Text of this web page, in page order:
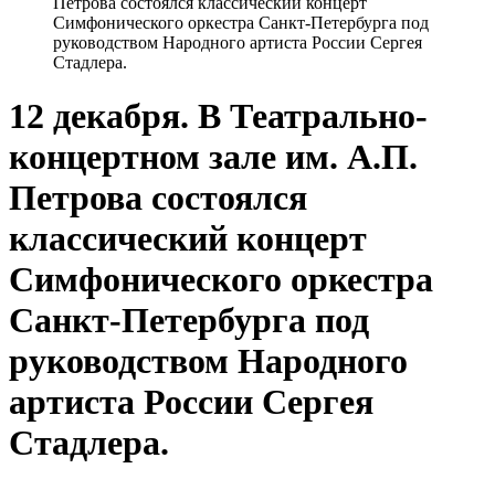
Симфонического оркестра Санкт-Петербурга под
руководством Народного артиста России Сергея
Стадлера.
12 декабря. В Театрально-
концертном зале им. А.П.
Петрова состоялся
классический концерт
Симфонического оркестра
Санкт-Петербурга под
руководством Народного
артиста России Сергея
Стадлера.